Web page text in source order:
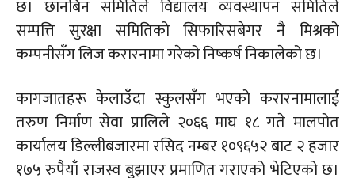
छ। छानबिन समितिले विद्यालय व्यवस्थापन समितिले
सम्पत्ति सुरक्षा समितिको सिफारिसबेगर नै मिश्रको
कम्पनीसँग लिज करारनामा गरेको निष्कर्ष निकालेको छ।
कागजातहरू केलाउँदा स्कुलसँग भएको करारनामालाई
तरुण निर्माण सेवा प्रालिले २०६६ माघ १८ गते मालपोत
कार्यालय डिल्लीबजारमा रसिद नम्बर १०९६५२ बाट २ हजार
१७५ रुपैयाँ राजस्व बुझाएर प्रमाणित गराएको भेटिएको छ।